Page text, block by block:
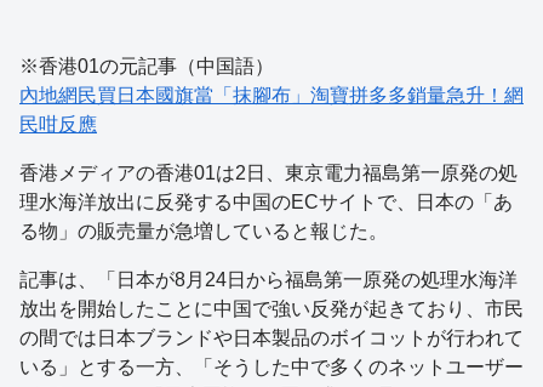
※香港01の元記事（中国語）
內地網民買日本國旗當「抹腳布」淘寶拼多多銷量急升！網
民咁反應
香港メディアの香港01は2日、東京電力福島第一原発の処
理水海洋放出に反発する中国のECサイトで、日本の「あ
る物」の販売量が急増していると報じた。
記事は、「日本が8月24日から福島第一原発の処理水海洋
放出を開始したことに中国で強い反発が起きており、市民
の間では日本ブランドや日本製品のボイコットが行われて
いる」とする一方、「そうした中で多くのネットユーザー